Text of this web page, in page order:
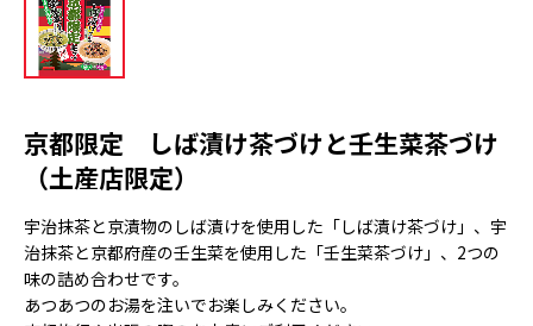
京都限定 しば漬け茶づけと壬生菜茶づけ
（土産店限定）
宇治抹茶と京漬物のしば漬けを使用した「しば漬け茶づけ」、宇
治抹茶と京都府産の壬生菜を使用した「壬生菜茶づけ」、2つの
味の詰め合わせです。
あつあつのお湯を注いでお楽しみください。